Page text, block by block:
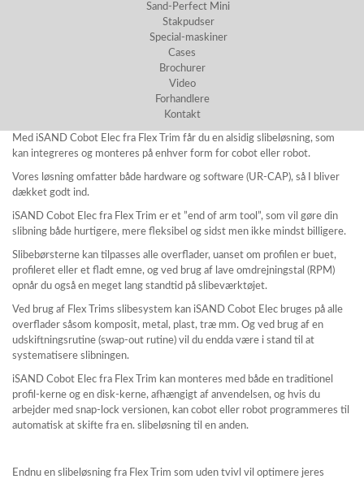
Sand-Perfect Mini
Stakpudser
Special-maskiner
Cases
Brochurer
Video
Forhandlere
Kontakt
Med iSAND Cobot Elec fra Flex Trim får du en alsidig slibeløsning, som
kan integreres og monteres på enhver form for cobot eller robot.
Vores løsning omfatter både hardware og software (UR-CAP), så I bliver
dækket godt ind.
iSAND Cobot Elec fra Flex Trim er et ”end of arm tool”, som vil gøre din
slibning både hurtigere, mere fleksibel og sidst men ikke mindst billigere.
Slibebørsterne kan tilpasses alle overflader, uanset om profilen er buet,
profileret eller et fladt emne, og ved brug af lave omdrejningstal (RPM)
opnår du også en meget lang standtid på slibeværktøjet.
Ved brug af Flex Trims slibesystem kan iSAND Cobot Elec bruges på alle
overflader såsom komposit, metal, plast, træ mm. Og ved brug af en
udskiftningsrutine (swap-out rutine) vil du endda være i stand til at
systematisere slibningen.
iSAND Cobot Elec fra Flex Trim kan monteres med både en traditionel
profil-kerne og en disk-kerne, afhængigt af anvendelsen, og hvis du
arbejder med snap-lock versionen, kan cobot eller robot programmeres til
automatisk at skifte fra en. slibeløsning til en anden.
Endnu en slibeløsning fra Flex Trim som uden tvivl vil optimere jeres